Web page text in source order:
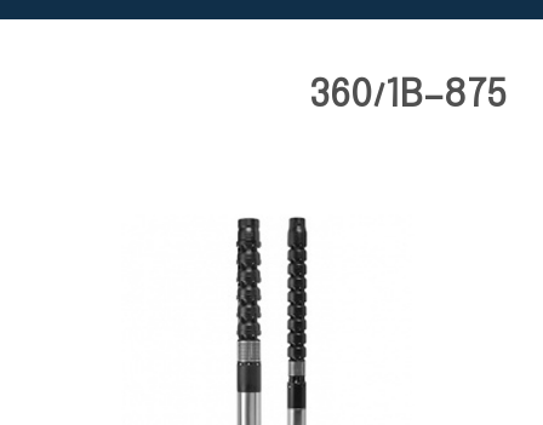
360/1B-875